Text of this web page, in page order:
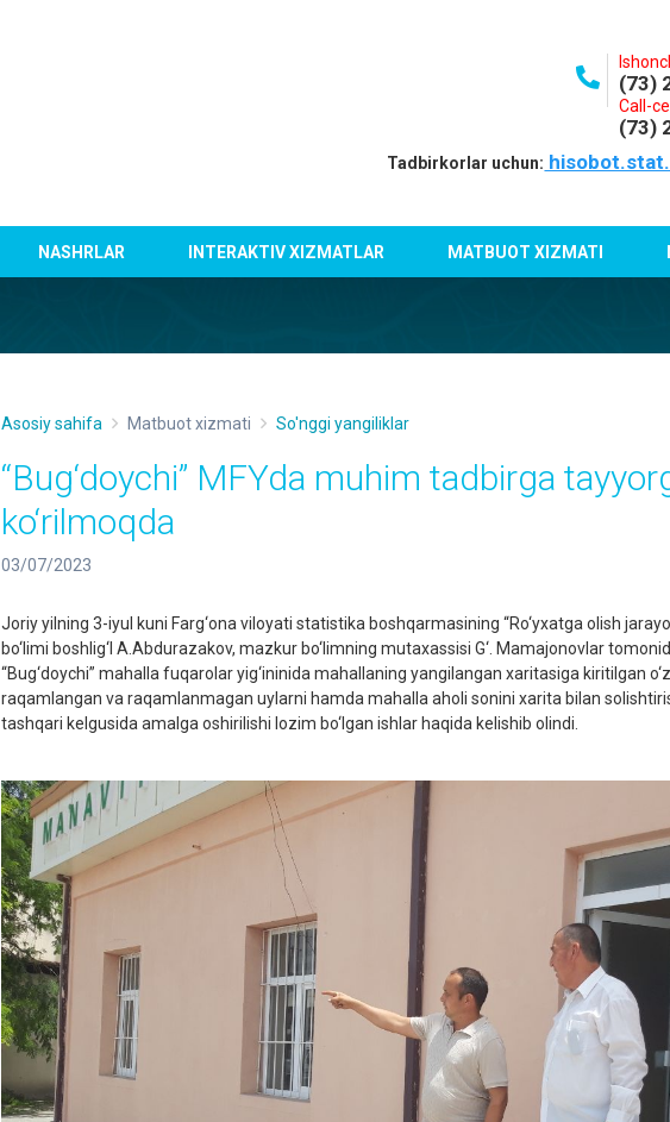
(73)
Call-
(73)
Tadbirkorlar uchun:
NASHRLAR INTERAKTIV XIZMATLAR MATBUOT XIZMATI
Asosiy sahifa Matbuot xizmati So'nggi yangiliklar
“Bug‘doychi” MFYda muhim tadbirga
ko‘rilmoqda
03/07/2023
Joriy yilning 3-iyul kuni Farg‘ona viloyati statistika boshqarmasining “Ro‘yxatga olish
bo‘limi boshlig‘I A.Abdurazakov, mazkur bo‘limning mutaxassisi G‘. Mamajonovlar
“Bug‘doychi” mahalla fuqarolar yig‘ininida mahallaning yangilangan xaritasiga kiritilgan
raqamlangan va raqamlanmagan uylarni hamda mahalla aholi sonini xarita bilan
tashqari kelgusida amalga oshirilishi lozim bo‘lgan